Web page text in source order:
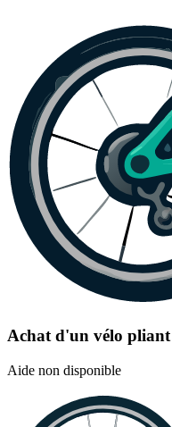
Achat d'un vélo pliant
Aide non disponible